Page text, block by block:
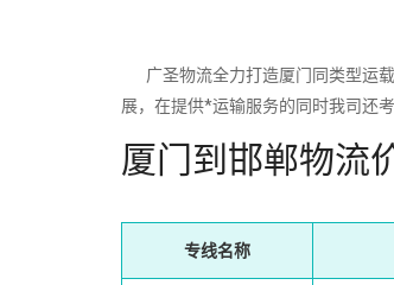
广圣物流全力打造厦门同类型运载
展，在提供*运输服务的同时我司还
厦门到邯郸物流
专线名称